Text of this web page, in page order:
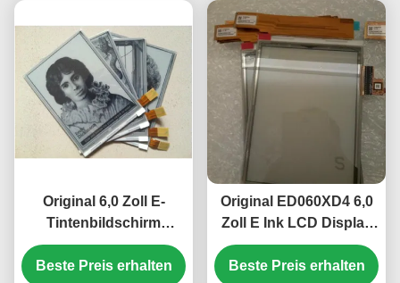
Original 6,0 Zoll E-
Tintenbildschirm
600×800 SVGA mit 34
Pins Steckverbinder für
Beste Preis erhalten
Original ED060XD4 6,0
Zoll E Ink LCD Display
mit 758 × 1024
Auflösung und
Beste Preis erhalten